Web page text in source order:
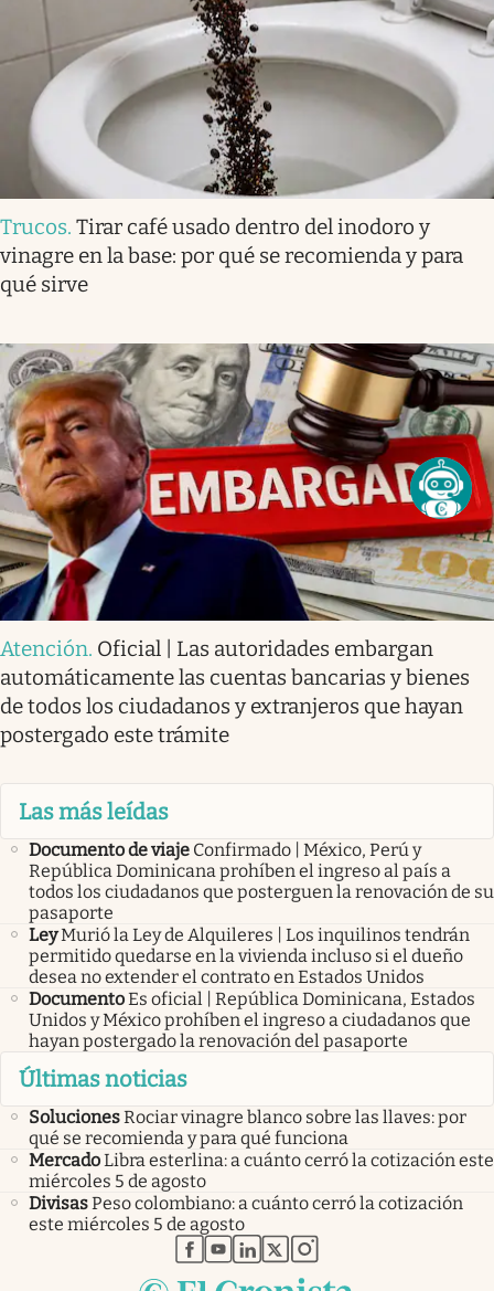
Trucos. Tirar café usado dentro del inodoro y
vinagre en la base: por qué se recomienda y para
qué sirve
Atención. Oficial | Las autoridades embargan
automáticamente las cuentas bancarias y bienes
de todos los ciudadanos y extranjeros que hayan
postergado este trámite
Las más leídas
Documento de viaje Confirmado | México, Perú y
República Dominicana prohíben el ingreso al país a
todos los ciudadanos que posterguen la renovación de su
pasaporte
LeyMurió la Ley de Alquileres | Los inquilinos tendrán
permitido quedarse en la vivienda incluso si el dueño
desea no extender el contrato en Estados Unidos
DocumentoEs oficial | República Dominicana, Estados
Unidos y México prohíben el ingreso a ciudadanos que
hayan postergado la renovación del pasaporte
Últimas noticias
SolucionesRociar vinagre blanco sobre las llaves: por
qué se recomienda y para qué funciona
MercadoLibra esterlina: a cuánto cerró la cotización este
miércoles 5 de agosto
DivisasPeso colombiano: a cuánto cerró la cotización
este miércoles 5 de agosto
abre en nueva pestaña
abre en nueva pestaña
abre en nueva pestaña
abre en nueva pestaña
abre en nueva pestaña